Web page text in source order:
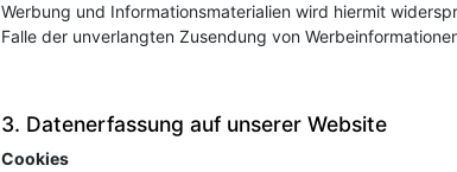
Werbung und Informationsmaterialien wird hiermit
Falle der unverlangten Zusendung von
3. Datenerfassung auf unserer Website
Cookies